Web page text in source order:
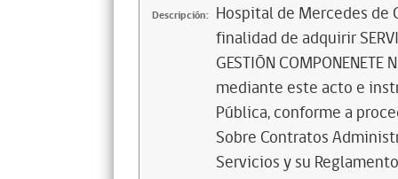
Descripción: Hospital de Mercedes de
finalidad de adquirir
GESTIÓN
mediante este acto e
Pública, conforme a
Sobre Contratos
Servicios y su